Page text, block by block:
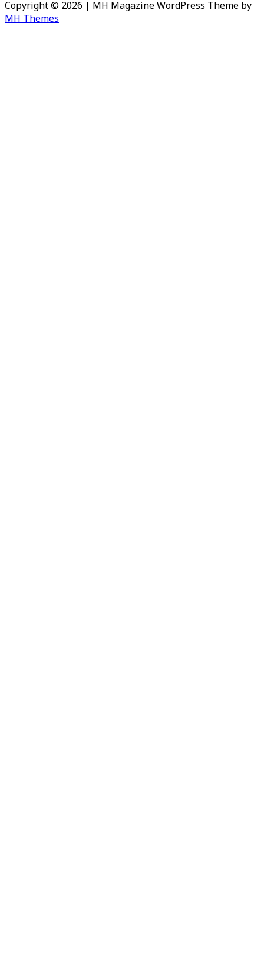
Copyright © 2026 | MH Magazine WordPress Theme by
MH Themes